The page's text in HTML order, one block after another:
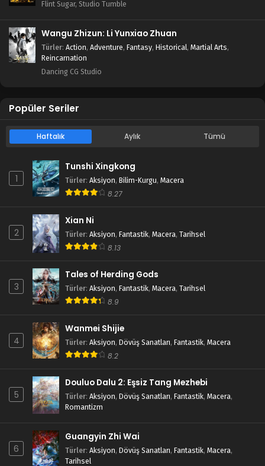
Flint Sugar, Studio Tumble
Wangu Zhizun: Li Yunxiao Zhuan
Türler: Action, Adventure, Fantasy, Historical, Martial Arts,
Reincarnation
Dancing CG Studio
Popüler Seriler
Haftalık Aylık Tümü
1
Tunshi Xingkong
Türler: Aksiyon, Bilim-Kurgu, Macera
8.27
2
Xian Ni
Türler: Aksiyon, Fantastik, Macera, Tarihsel
8.13
3
Tales of Herding Gods
Türler: Aksiyon, Fantastik, Macera, Tarihsel
8.9
4
Wanmei Shijie
Türler: Aksiyon, Dövüş Sanatları, Fantastik, Macera
8.2
5
Douluo Dalu 2: Eşsiz Tang Mezhebi
Türler: Aksiyon, Dövüş Sanatları, Fantastik, Macera,
Romantizm
6
Guangyin Zhi Wai
Türler: Aksiyon, Dövüş Sanatları, Fantastik, Macera,
Tarihsel